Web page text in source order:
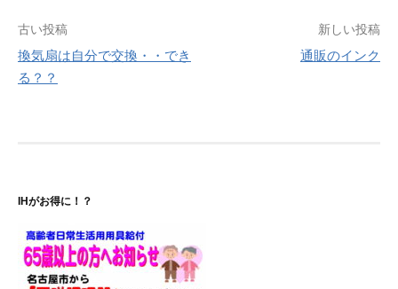
投
稿
ー
シ
ョ
古い投稿
換気扇は自分で交換・・でき
る？？
新しい投稿
通販のインク
IHがお得に！？